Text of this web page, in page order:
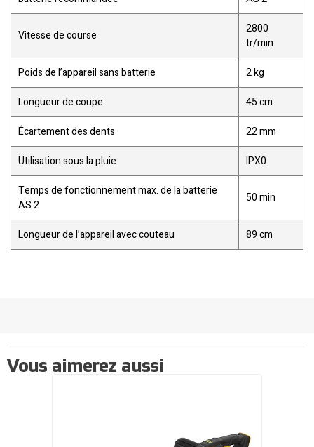
Vitesse de course
2800
tr/min
Poids de l’appareil sans batterie
2 kg
Longueur de coupe
45 cm
Écartement des dents
22 mm
Utilisation sous la pluie
IPX0
Temps de fonctionnement max. de la batterie
AS 2
50 min
Longueur de l’appareil avec couteau 89 cm
Vous aimerez aussi